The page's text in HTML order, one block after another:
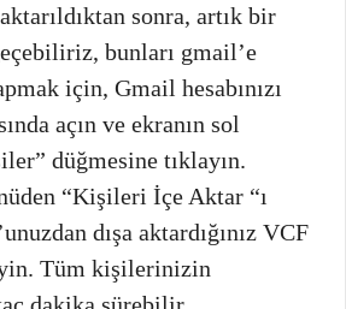
sonra, artık bir
bunları gmail’e
için, Gmail hesabınızı
açın ve ekranın sol
düğmesine tıklayın.
“Kişileri İçe Aktar “ı
dışa aktardığınız VCF
Tüm kişilerinizin
dakika sürebilir.